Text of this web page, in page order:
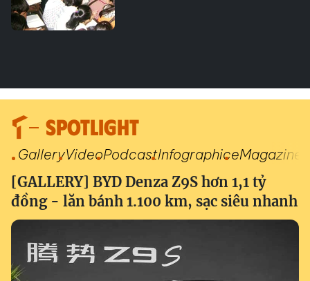
SPOTLIGHT
GalleryVideoPodcastInfographiceMagazine
[GALLERY] BYD Denza Z9S hơn 1,1 tỷ
đồng - lăn bánh 1.100 km, sạc siêu nhanh